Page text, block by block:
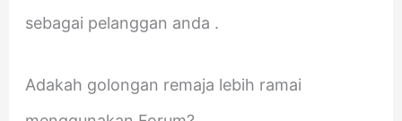
sebagai pelanggan anda .
Adakah golongan remaja lebih ramai